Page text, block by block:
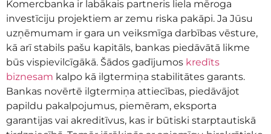
Komercbanka ir labākais partneris liela mēroga
investīciju projektiem ar zemu riska pakāpi. Ja Jūsu
uzņēmumam ir gara un veiksmīga darbības vēsture,
kā arī stabils pašu kapitāls, bankas piedāvātā likme
būs vispievilcīgākā. Šādos gadījumos kredīts
biznesam kalpo kā ilgtermiņa stabilitātes garants.
Bankas novērtē ilgtermiņa attiecības, piedāvājot
papildu pakalpojumus, piemēram, eksporta
garantijas vai akreditīvus, kas ir būtiski starptautiskā